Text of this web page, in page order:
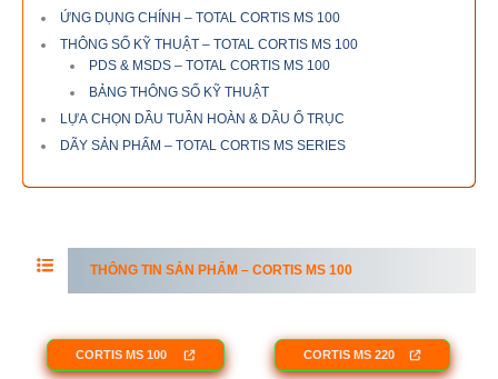
ỨNG DỤNG CHÍNH – TOTAL CORTIS MS 100
THÔNG SỐ KỸ THUẬT – TOTAL CORTIS MS 100
PDS & MSDS – TOTAL CORTIS MS 100
BẢNG THÔNG SỐ KỸ THUẬT
LỰA CHỌN DẦU TUẦN HOÀN & DẦU Ổ TRỤC
DÃY SẢN PHẨM – TOTAL CORTIS MS SERIES
THÔNG TIN SẢN PHẨM – CORTIS MS 100
CORTIS MS 100 CORTIS MS 220